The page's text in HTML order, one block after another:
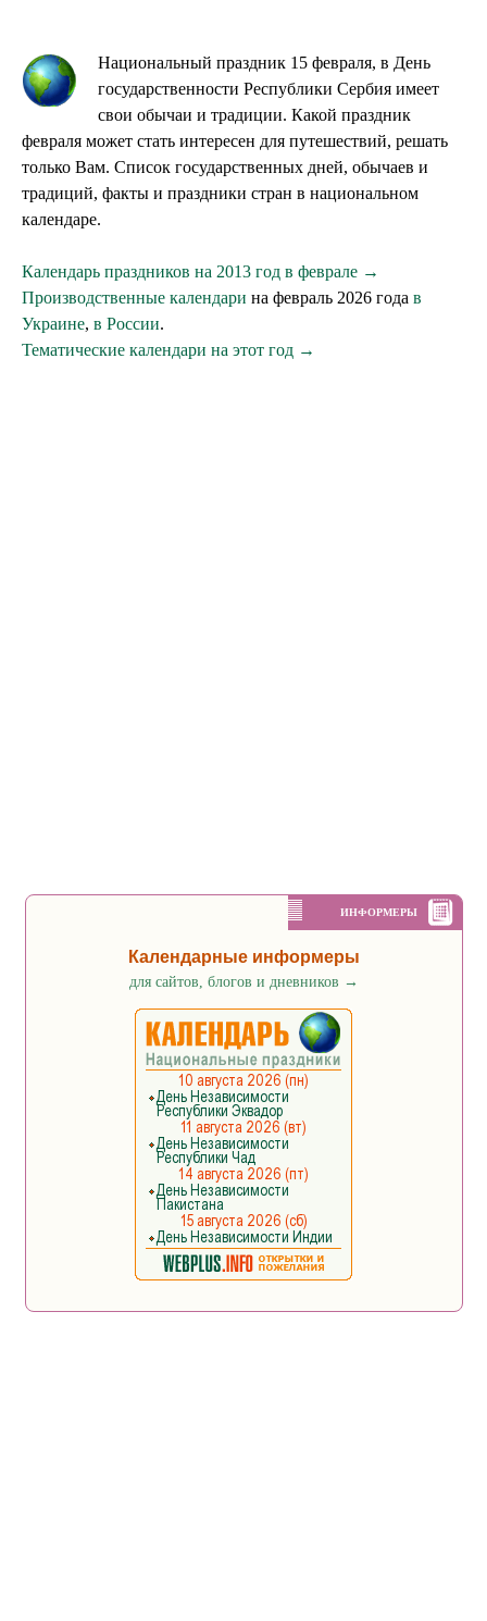
Национальный праздник 15 февраля, в День
государственности Республики Сербия имеет
свои обычаи и традиции. Какой праздник
февраля может стать интересен для путешествий, решать
только Вам. Список государственных дней, обычаев и
традиций, факты и праздники стран в национальном
календаре.
Календарь праздников на 2013 год в феврале →
Производственные календари на февраль 2026 года в
Украине, в России.
Тематические календари на этот год →
ИНФОРМЕРЫ
Календарные информеры
для сайтов, блогов и дневников →